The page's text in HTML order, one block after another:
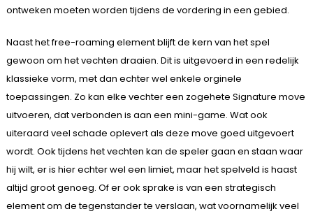
ontweken moeten worden tijdens de vordering in een gebied.
Naast het free-roaming element blijft de kern van het spel
gewoon om het vechten draaien. Dit is uitgevoerd in een redelijk
klassieke vorm, met dan echter wel enkele orginele
toepassingen. Zo kan elke vechter een zogehete Signature move
uitvoeren, dat verbonden is aan een mini-game. Wat ook
uiteraard veel schade oplevert als deze move goed uitgevoert
wordt. Ook tijdens het vechten kan de speler gaan en staan waar
hij wilt, er is hier echter wel een limiet, maar het spelveld is haast
altijd groot genoeg. Of er ook sprake is van een strategisch
element om de tegenstander te verslaan, wat voornamelijk veel